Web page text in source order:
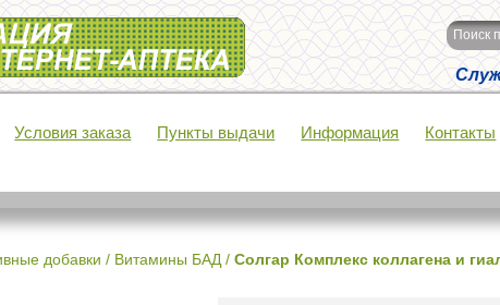
Поиск
Условия заказа Пункты выдачи Информация Контакты
добавки / Витамины БАД / Солгар Комплекс коллагена и